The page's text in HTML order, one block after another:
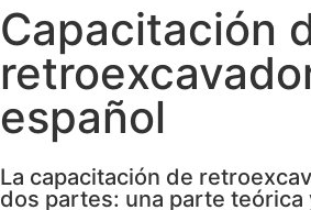
Capacitación
español
La capacitación de
dos partes: una parte teórica